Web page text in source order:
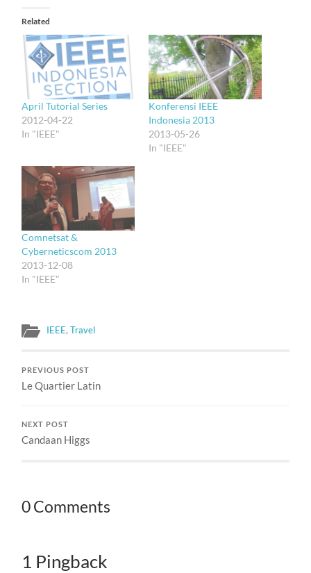
Related
April Tutorial Series
2012-04-22
In "IEEE"
Konferensi IEEE
Indonesia 2013
2013-05-26
In "IEEE"
Comnetsat &
Cyberneticscom 2013
2013-12-08
In "IEEE"
IEEE,Travel
PREVIOUS POST
Le Quartier Latin
NEXT POST
Candaan Higgs
0 Comments
1 Pingback